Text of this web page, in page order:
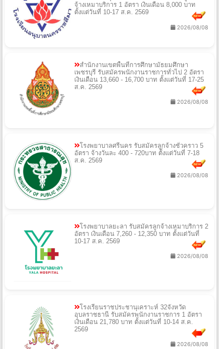
จ้างเหมาบริการ 1 อัตรา เงินเดือน 8,000 บาท
ตั้งแต่วันที่ 10-17 ส.ค. 2569
2026/08/08
สำนักงานเขตพื้นที่การศึกษามัธยมศึกษา
เพชรบุรี รับสมัครพนักงานราชการทั่วไป 2 อัตรา
เงินเดือน 13,660 - 16,700 บาท ตั้งแต่วันที่ 17-25
ส.ค. 2569
2026/08/08
โรงพยาบาลศรีนคร รับสมัครลูกจ้างชั่วคราว 5
อัตรา จ้างวันละ 400 - 720บาท ตั้งแต่วันที่ 7-18
ส.ค. 2569
2026/08/08
โรงพยาบาลยะลา รับสมัครลูกจ้างเหมาบริการ 2
อัตรา เงินเดือน 7,260 - 12,350 บาท ตั้งแต่วันที่
10-17 ส.ค. 2569
2026/08/08
โรงเรียนราชประชานุเคราะห์ 32จังหวัด
อุบลราชธานี รับสมัครพนักงานราชการ 1 อัตรา
เงินเดือน 21,780 บาท ตั้งแต่วันที่ 10-14 ส.ค.
2569
2026/08/08